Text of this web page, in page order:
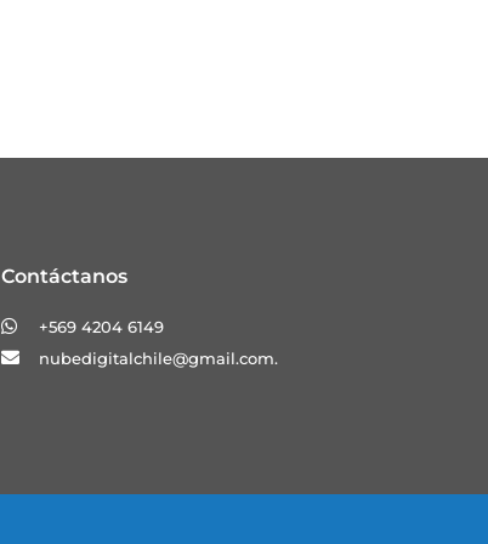
Contáctanos
+569 4204 6149
nubedigitalchile@gmail.com.